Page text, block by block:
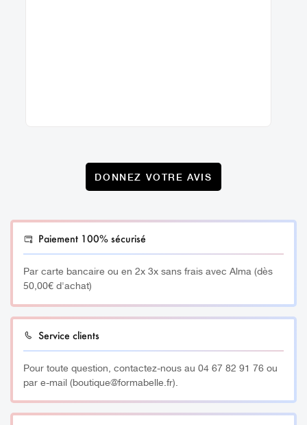
DONNEZ VOTRE AVIS
Paiement 100% sécurisé
Par carte bancaire ou en 2x 3x sans frais avec Alma (dès
50,00€ d'achat)
Service clients
Pour toute question, contactez-nous au 04 67 82 91 76 ou
par e-mail (boutique@formabelle.fr).